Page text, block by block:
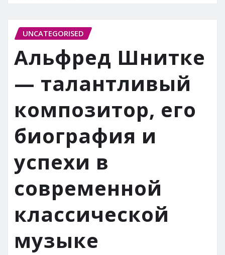
UNCATEGORISED
Альфред Шнитке
— талантливый
композитор, его
биография и
успехи в
современной
классической
музыке